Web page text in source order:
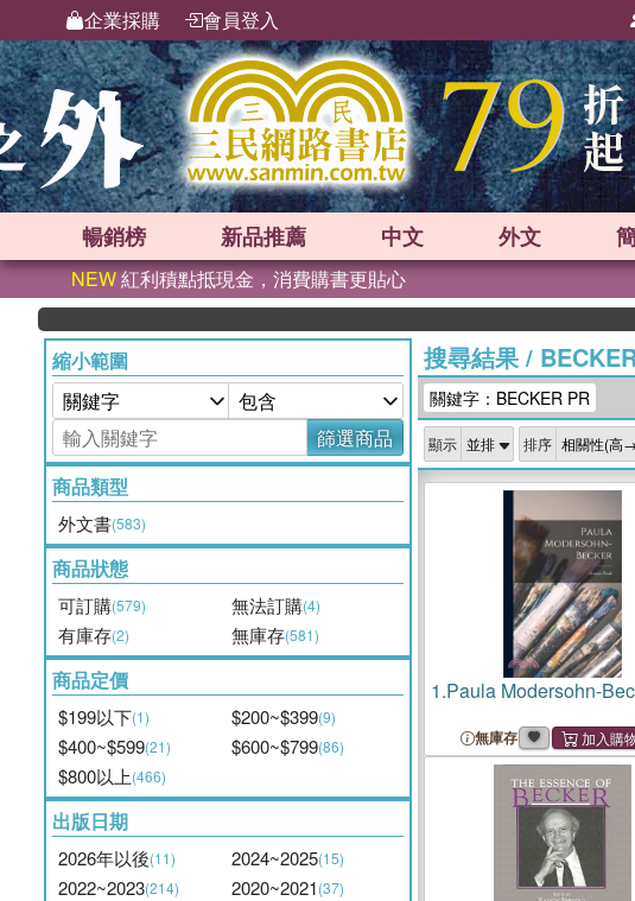
企業採購 會員登入
暢銷榜 新品推薦 中文 外文
NEW紅利積點抵現金，消費購書更貼心
縮小範圍
篩選商品
商品類型
外文書(583)
商品狀態
可訂購(579) 無法訂購(4)
有庫存(2) 無庫存(581)
商品定價
$199以下(1) $200~$399(9)
$400~$599(21) $600~$799(86)
$800以上(466)
出版日期
2026年以後(11) 2024~2025(15)
2022~2023(214) 2020~2021(37)
搜尋結果/
關鍵字：BECKER PR
顯示 排序
1.Paula Modersohn-
無庫存